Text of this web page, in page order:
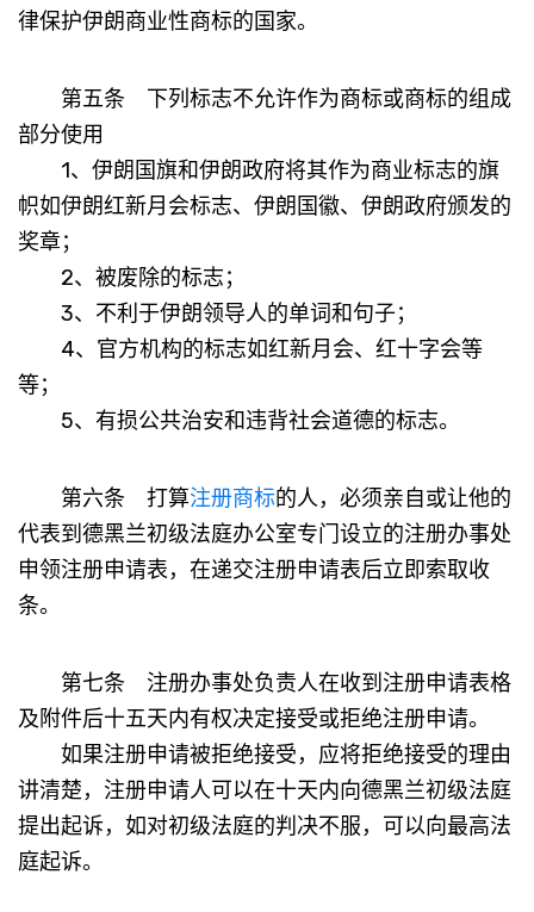
律保护伊朗商业性商标的国家。
第五条 下列标志不允许作为商标或商标的组成
部分使用
1、伊朗国旗和伊朗政府将其作为商业标志的旗
帜如伊朗红新月会标志、伊朗国徽、伊朗政府颁发的
奖章；
2、被废除的标志；
3、不利于伊朗领导人的单词和句子；
4、官方机构的标志如红新月会、红十字会等
等；
5、有损公共治安和违背社会道德的标志。
第六条 打算注册商标的人，必须亲自或让他的
代表到德黑兰初级法庭办公室专门设立的注册办事处
申领注册申请表，在递交注册申请表后立即索取收
条。
第七条 注册办事处负责人在收到注册申请表格
及附件后十五天内有权决定接受或拒绝注册申请。
如果注册申请被拒绝接受，应将拒绝接受的理由
讲清楚，注册申请人可以在十天内向德黑兰初级法庭
提出起诉，如对初级法庭的判决不服，可以向最高法
庭起诉。